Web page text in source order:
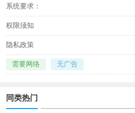
系统要求：
权限须知
隐私政策
需要网络 无广告
同类热门